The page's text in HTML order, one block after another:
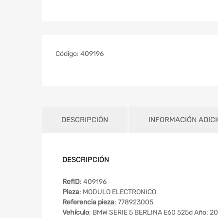
Código: 409196
DESCRIPCIÓN INFORMACIÓN
DESCRIPCIÓN
RefID: 409196
Pieza: MODULO ELECTRONICO
Referencia pieza: 778923005
Vehículo: BMW SERIE 5 BERLINA E60 525d Año: